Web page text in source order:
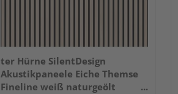
ter Hürne SilentDesign
Akustikpaneele Eiche Themse
Fineline weiß naturgeölt